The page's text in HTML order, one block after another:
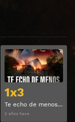
Ver
1x3
Te echo de menos Temporada 1 Capitulo 3
2 años hace